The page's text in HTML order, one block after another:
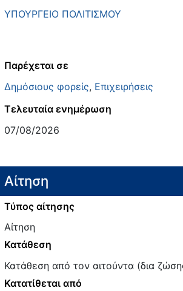
ΥΠΟΥΡΓΕΙΟ ΠΟΛΙΤΙΣΜΟΥ
Παρέχεται σε
Δημόσιους φορείς, Επιχειρήσεις
Τελευταία ενημέρωση
07/08/2026
Αίτηση
Τύπος αίτησης
Αίτηση
Κατάθεση
Κατάθεση από τον αιτούντα (δια
Κατατίθεται από